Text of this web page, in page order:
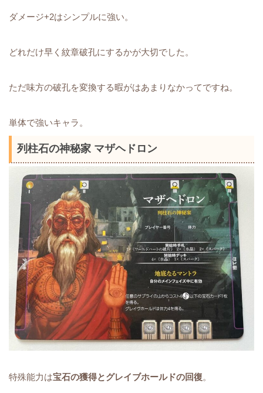
ダメージ+2はシンプルに強い。
どれだけ早く紋章破孔にするかが大切でした。
ただ味方の破孔を変換する暇がはあまりなかってですね。
単体で強いキャラ。
列柱石の神秘家 マザヘドロン
特殊能力は宝石の獲得とグレイブホールドの回復。